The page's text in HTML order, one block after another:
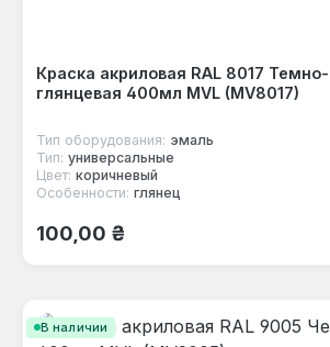
Краска акриловая RAL 8017
глянцевая 400мл MVL (MV8017)
Тип оборудования: эмаль
Тип: универсальные
Цвет: коричневый
Особенности: глянец
Обычная цена:
100,00 ₴
В наличии